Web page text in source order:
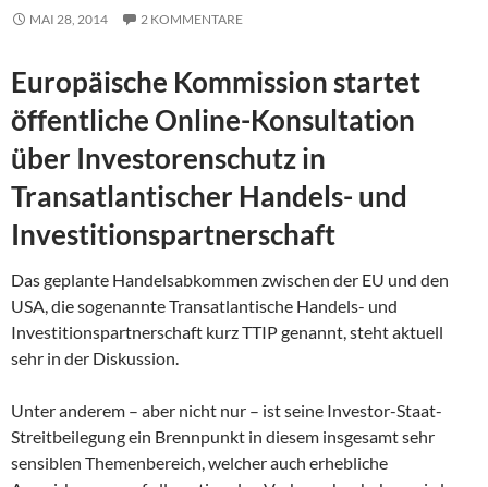
MAI 28, 2014 2 KOMMENTARE
Europäische Kommission startet
öffentliche Online-Konsultation
über Investorenschutz in
Transatlantischer Handels- und
Investitionspartnerschaft
Das geplante Handelsabkommen zwischen der EU und den
USA, die sogenannte Transatlantische Handels- und
Investitionspartnerschaft kurz TTIP genannt, steht aktuell
sehr in der Diskussion.
Unter anderem – aber nicht nur – ist seine Investor-Staat-
Streitbeilegung ein Brennpunkt in diesem insgesamt sehr
sensiblen Themenbereich, welcher auch erhebliche